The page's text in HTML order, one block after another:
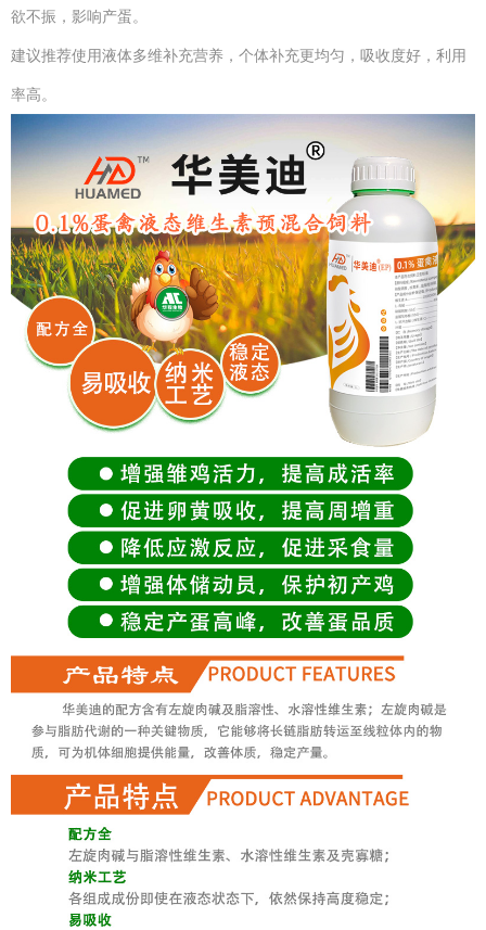
欲不振，影响产蛋。
建议推荐使用液体多维补充营养，个体补充更均匀，吸收度好，利用
率高。